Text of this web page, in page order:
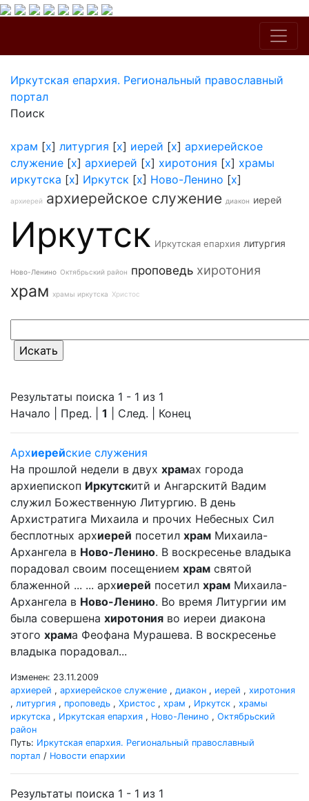
Иркутская епархия. Региональный православный
портал
Поиск
храм [x] литургия [x] иерей [x] архиерейское
служение [x] архиерей [x] хиротония [x] храмы
иркутска [x] Иркутск [x] Ново-Ленино [x]
архиерей архиерейское служение диакон иерей
Иркутск Иркутская епархия литургия
Ново-Ленино Октябрьский район проповедь хиротония
храм храмы иркутска Христос
Результаты поиска 1 - 1 из 1
Начало | Пред. | 1 | След. | Конец
Архиерейские служения
На прошлой недели в двух храмах города
архиепископ Иркутскитй и Ангарскитй Вадим
служил Божественную Литургию. В день
Архистратига Михаила и прочих Небесных Сил
бесплотных архиерей посетил храм Михаила-
Архангела в Ново-Ленино. В воскресенье владыка
порадовал своим посещением храм святой
блаженной ... ... архиерей посетил храм Михаила-
Архангела в Ново-Ленино. Во время Литургии им
была совершена хиротония во иереи диакона
этого храма Феофана Мурашева. В воскресенье
владыка порадовал...
Изменен: 23.11.2009
архиерей , архиерейское служение , диакон , иерей , хиротония
, литургия , проповедь , Христос , храм , Иркутск , храмы
иркутска , Иркутская епархия , Ново-Ленино , Октябрьский
район
Путь: Иркутская епархия. Региональный православный
портал / Новости епархии
Результаты поиска 1 - 1 из 1